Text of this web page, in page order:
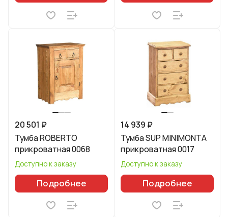
20 501 ₽
Тумба ROBERTO
прикроватная 0068
Доступно к заказу
Подробнее
14 939 ₽
Тумба SUP MINIMONTA
прикроватная 0017
Доступно к заказу
Подробнее